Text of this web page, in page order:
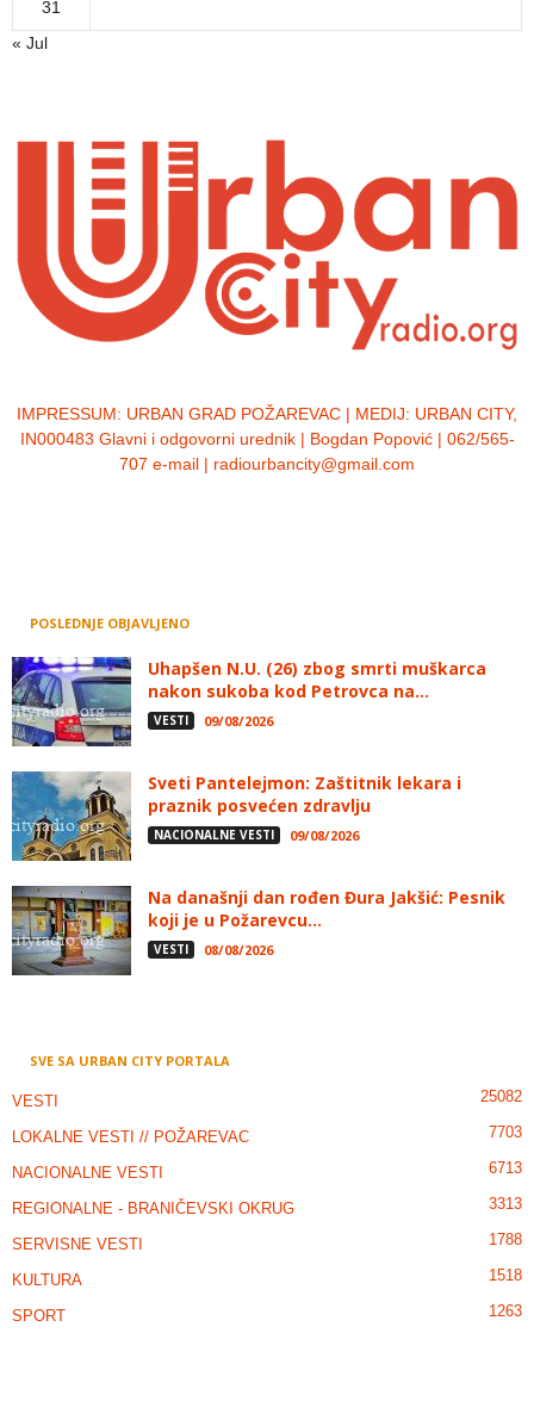
31
« Jul
IMPRESSUM: URBAN GRAD POŽAREVAC | MEDIJ: URBAN CITY,
IN000483 Glavni i odgovorni urednik | Bogdan Popović | 062/565-
707 e-mail | radiourbancity@gmail.com
POSLEDNJE OBJAVLJENO
Uhapšen N.U. (26) zbog smrti muškarca
nakon sukoba kod Petrovca na...
VESTI 09/08/2026
Sveti Pantelejmon: Zaštitnik lekara i
praznik posvećen zdravlju
NACIONALNE VESTI 09/08/2026
Na današnji dan rođen Đura Jakšić: Pesnik
koji je u Požarevcu...
VESTI 08/08/2026
SVE SA URBAN CITY PORTALA
VESTI 25082
LOKALNE VESTI // POŽAREVAC 7703
NACIONALNE VESTI 6713
REGIONALNE - BRANIČEVSKI OKRUG 3313
SERVISNE VESTI 1788
KULTURA 1518
SPORT 1263